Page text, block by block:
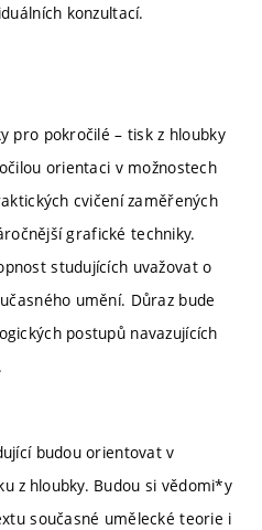
konzultací.
pro pokročilé – tisk z hloubky
orientaci v možnostech
cvičení zaměřených
grafické techniky.
studujících uvažovat o
umění. Důraz bude
postupů navazujících
budou orientovat v
z hloubky. Budou si vědomi*y
současné umělecké teorie i